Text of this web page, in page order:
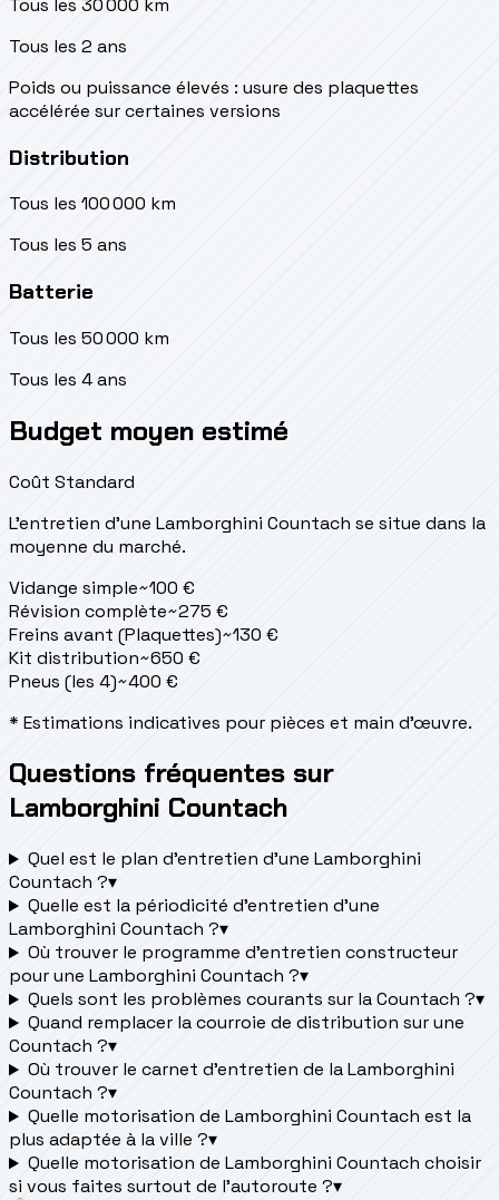
Tous les 30 000 km
Tous les 2 ans
Poids ou puissance élevés : usure des plaquettes
accélérée sur certaines versions
Distribution
Tous les 100 000 km
Tous les 5 ans
Batterie
Tous les 50 000 km
Tous les 4 ans
Budget moyen estimé
Coût Standard
L'entretien d'une Lamborghini Countach se situe dans la
moyenne du marché.
Vidange simple~100 €
Révision complète~275 €
Freins avant (Plaquettes)~130 €
Kit distribution~650 €
Pneus (les 4)~400 €
* Estimations indicatives pour pièces et main d'œuvre.
Questions fréquentes sur
Lamborghini Countach
Quel est le plan d’entretien d’une Lamborghini
Countach ?▾
Quelle est la périodicité d’entretien d’une
Lamborghini Countach ?▾
Où trouver le programme d’entretien constructeur
pour une Lamborghini Countach ?▾
Quels sont les problèmes courants sur la Countach ?▾
Quand remplacer la courroie de distribution sur une
Countach ?▾
Où trouver le carnet d'entretien de la Lamborghini
Countach ?▾
Quelle motorisation de Lamborghini Countach est la
plus adaptée à la ville ?▾
Quelle motorisation de Lamborghini Countach choisir
si vous faites surtout de l'autoroute ?▾